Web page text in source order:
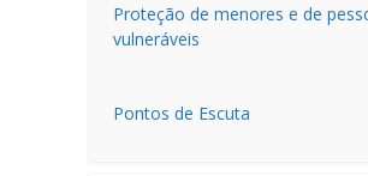
Proteção de menores e de
vulneráveis
Pontos de Escuta